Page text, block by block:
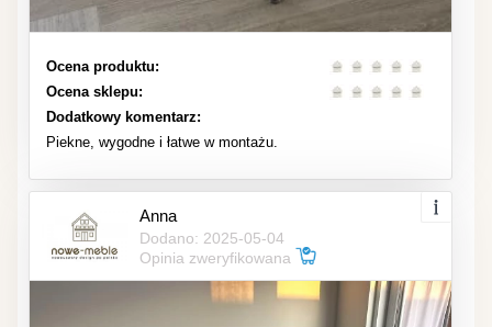
Ocena produktu:
Ocena sklepu:
Dodatkowy komentarz:
Piekne, wygodne i łatwe w montażu.
Anna
Dodano: 2025-05-04
Opinia zweryfikowana